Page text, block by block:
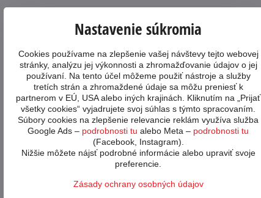
Nastavenie súkromia
Cookies používame na zlepšenie vašej návštevy tejto webovej
stránky, analýzu jej výkonnosti a zhromažďovanie údajov o jej
používaní. Na tento účel môžeme použiť nástroje a služby
tretích strán a zhromaždené údaje sa môžu preniesť k
partnerom v EÚ, USA alebo iných krajinách. Kliknutím na „Prijať
všetky cookies“ vyjadrujete svoj súhlas s týmto spracovaním.
Súbory cookies na zlepšenie relevancie reklám využíva služba
Google Ads – podrobnosti tu alebo Meta – podrobnosti tu
(Facebook, Instagram).
Nižšie môžete nájsť podrobné informácie alebo upraviť svoje
preferencie.
Zásady ochrany osobných údajov